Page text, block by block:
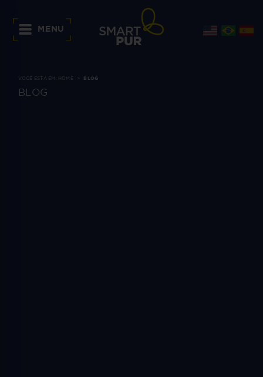
MENU
VOCÊ ESTÁ EM: HOME BLOG
BLOG